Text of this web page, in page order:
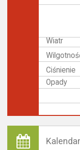
Wiatr
Ciśnienie
Opady